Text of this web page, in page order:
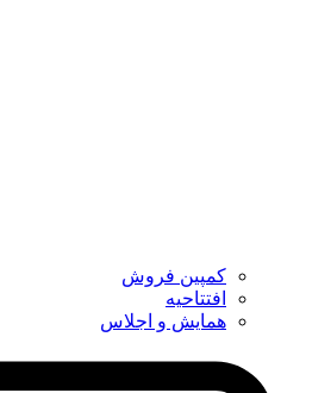
کمپین فروش
افتتاحیه
همایش و اجلاس